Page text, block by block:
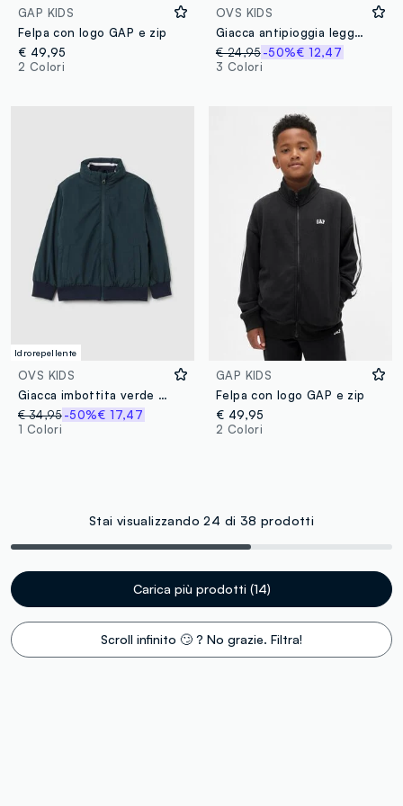
GAP KIDS
Felpa con logo GAP e zip
€ 49,95
2 Colori
OVS KIDS
Giacca antipioggia leggera gialla da bambino regular fit con full zip e cappuccio
€ 24,95 -50%€ 12,47
3 Colori
Idrorepellente
OVS KIDS
Giacca imbottita verde per bambini regular fit con zip e cappuccio
€ 34,95-50%€ 17,47
1 Colori
GAP KIDS
Felpa con logo GAP e zip
€ 49,95
2 Colori
Stai visualizzando 24 di 38 prodotti
Carica più prodotti (14)
Scroll infinito 🙄 ? No grazie. Filtra!